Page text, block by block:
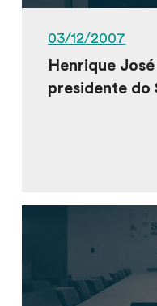
03/12/2007
Henrique
presidente do